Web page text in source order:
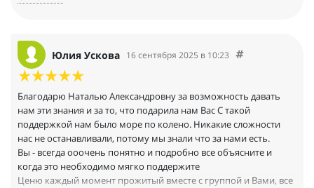
действительно закрепить знания, полученные в процессе
обучения. Лишний раз хочется поблагодарить команду
МИФИМ за такую программу обучения, я не могу себе
представить, насколько сложно строить такую систему; это
правда, что сейчас моя мечта - это быть частью такой
команды!
Юлия Ускова 16 сентября 2025 в 10:23
Благодарю Наталью Александровну за возможность давать
нам эти знания и за то, что подарила нам Вас С такой
поддержкой нам было море по колено. Никакие сложности
нас не останавливали, потому мы знали что за нами есть.
Вы - всегда ооочень понятно и подробно все объясните и
когда это необходимо мягко поддержите
Ценю каждый момент прожитый вместе с группой и Вами, все